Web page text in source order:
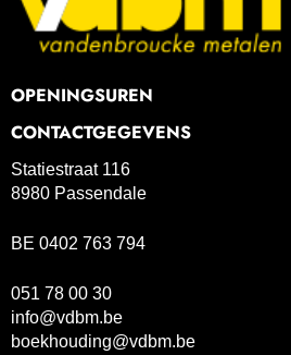
OPENINGSUREN
CONTACTGEGEVENS
Statiestraat 116
8980 Passendale
BE 0402 763 794
051 78 00 30
info@vdbm.be
boekhouding@vdbm.be